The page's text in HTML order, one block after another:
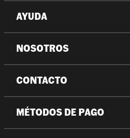
AYUDA
NOSOTROS
CONTACTO
MÉTODOS DE PAGO